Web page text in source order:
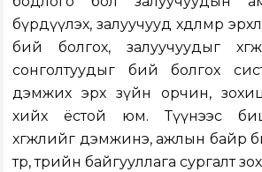
бүрдүүлэх, залуучууд хөдөлмөр
бий болгох, залуучуудыг
сонголтуудыг бий болгох
дэмжих эрх зүйн орчин,
хийх ёстой юм. Түүнээс
хөгжлийг дэмжинэ, ажлын байр
төр, төрийн байгууллага сургалт